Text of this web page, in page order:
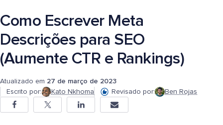
Como Escrever Meta
Descrições para SEO
(Aumente CTR e Rankings)
Atualizado em 27 de março de 2023
Escrito por:
Kato Nkhoma Revisado por: Ben Rojas